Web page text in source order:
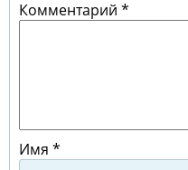
Комментарий *
Имя *